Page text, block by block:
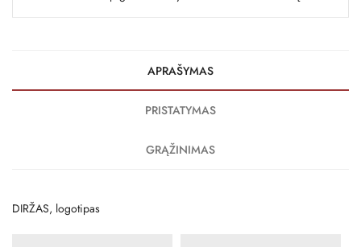
APRAŠYMAS
PRISTATYMAS
GRĄŽINIMAS
DIRŽAS, logotipas